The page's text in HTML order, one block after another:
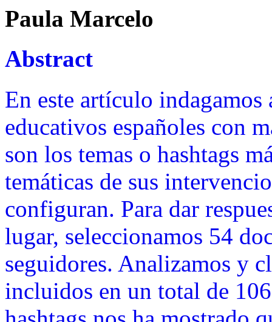
Paula Marcelo
Abstract
En este artículo
educativos españoles con
son los temas o hashtags
temáticas de sus
configuran. Para dar
lugar, seleccionamos 54
seguidores. Analizamos y
incluidos en un total de